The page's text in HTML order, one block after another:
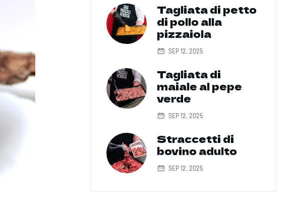
Tagliata di petto
di pollo alla
pizzaiola
SEP 12, 2025
Tagliata di
maiale al pepe
verde
SEP 12, 2025
Straccetti di
bovino adulto
SEP 12, 2025